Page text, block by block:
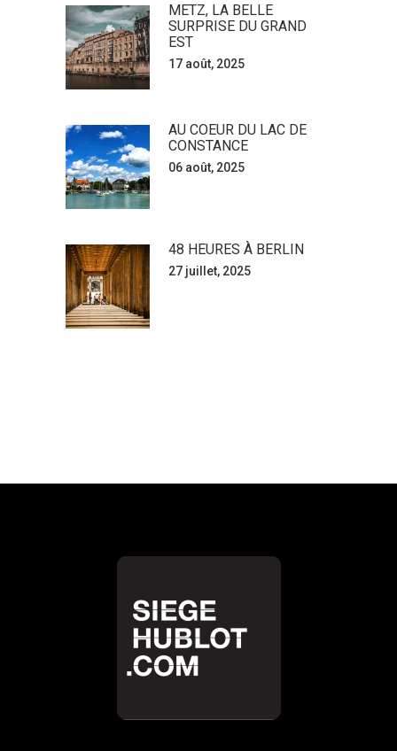
METZ, LA BELLE
SURPRISE DU GRAND
EST
17 août, 2025
AU COEUR DU LAC DE
CONSTANCE
06 août, 2025
48 HEURES À BERLIN
27 juillet, 2025